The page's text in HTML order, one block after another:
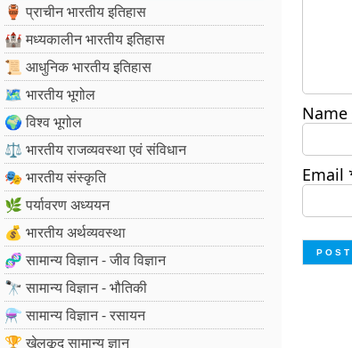
🏺 प्राचीन भारतीय इतिहास
🏰 मध्यकालीन भारतीय इतिहास
📜 आधुनिक भारतीय इतिहास
🗺️ भारतीय भूगोल
🌍 विश्व भूगोल
⚖️ भारतीय राजव्यवस्था एवं संविधान
🎭 भारतीय संस्कृति
🌿 पर्यावरण अध्ययन
💰 भारतीय अर्थव्यवस्था
🧬 सामान्य विज्ञान - जीव विज्ञान
🔭 सामान्य विज्ञान - भौतिकी
⚗️ सामान्य विज्ञान - रसायन
🏆 खेलकूद सामान्य ज्ञान
Name
Email